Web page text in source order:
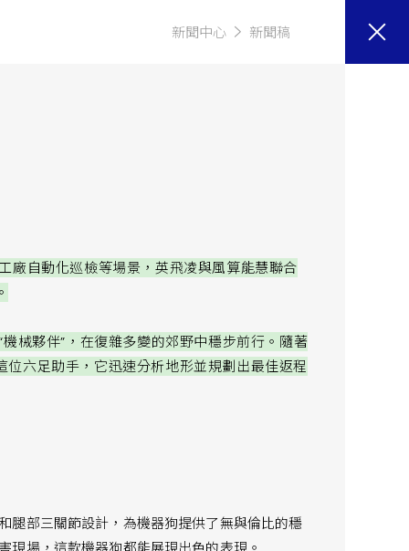
新聞中心 新聞稿
自動化巡檢等場景，英飛凌與風算能慧聯合
械夥伴”，在復雜多變的郊野中穩步前行。隨著
六足助手，它迅速分析地形並規劃出最佳返程
腿部三關節設計，為機器狗提供了無與倫比的穩